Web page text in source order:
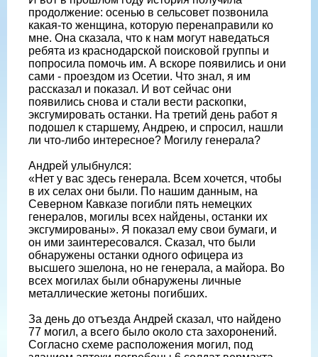
продолжение: осенью в сельсовет позвонила
какая-то женщина, которую перенаправили ко
мне. Она сказала, что к нам могут наведаться
ребята из краснодарской поисковой группы и
попросила помочь им. А вскоре появились и они
сами - проездом из Осетии. Что знал, я им
рассказал и показал. И вот сейчас они
появились снова и стали вести раскопки,
эксгумировать останки. На третий день работ я
подошел к старшему, Андрею, и спросил, нашли
ли что-либо интересное? Могилу генерала?
Андрей улыбнулся:
«Нет у вас здесь генерала. Всем хочется, чтобы
в их селах они были. По нашим данным, на
Северном Кавказе погибли пять немецких
генералов, могилы всех найдены, останки их
эксгумированы». Я показал ему свои бумаги, и
он ими заинтересовался. Сказал, что были
обнаружены останки одного офицера из
высшего эшелона, но не генерала, а майора. Во
всех могилах были обнаружены личные
металлические жетоны погибших.
За день до отъезда Андрей сказал, что найдено
77 могил, а всего было около ста захоронений.
Согласно схеме расположения могил, под